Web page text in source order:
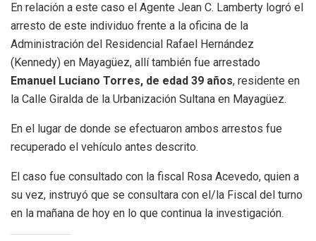
En relación a este caso el Agente Jean C. Lamberty logró el
arresto de este individuo frente a la oficina de la
Administración del Residencial Rafael Hernández
(Kennedy) en Mayagüez, allí también fue arrestado
Emanuel Luciano Torres, de edad 39 años, residente en
la Calle Giralda de la Urbanización Sultana en Mayagüez.
En el lugar de donde se efectuaron ambos arrestos fue
recuperado el vehículo antes descrito.
El caso fue consultado con la fiscal Rosa Acevedo, quien a
su vez, instruyó que se consultara con el/la Fiscal del turno
en la mañana de hoy en lo que continua la investigación.